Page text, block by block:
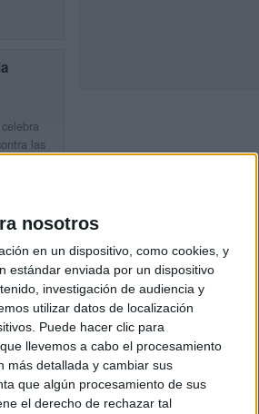
nosotros
en un dispositivo, como cookies, y
estándar enviada por un dispositivo
investigación de audiencia y
utilizar datos de localización
Puede hacer clic para
llevemos a cabo el procesamiento
más detallada y cambiar sus
que algún procesamiento de sus
el derecho de rechazar tal
las
PAZ